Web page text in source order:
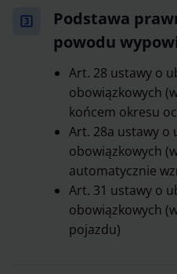
Podstawa
powodu
Art. 28 ustawy o
obowiązkowych
końcem okresu
Art. 28a ustawy o
obowiązkowych
automatycznie
Art. 31 ustawy o
obowiązkowych
pojazdu)